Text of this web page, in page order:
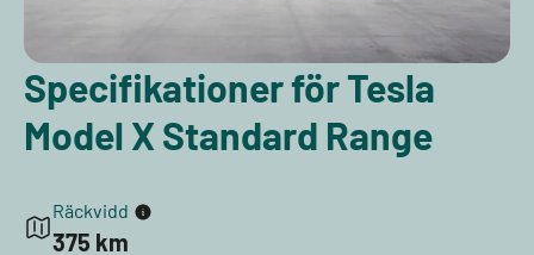
Specifikationer för Tesla
Model X Standard Range
Räckvidd
375 km